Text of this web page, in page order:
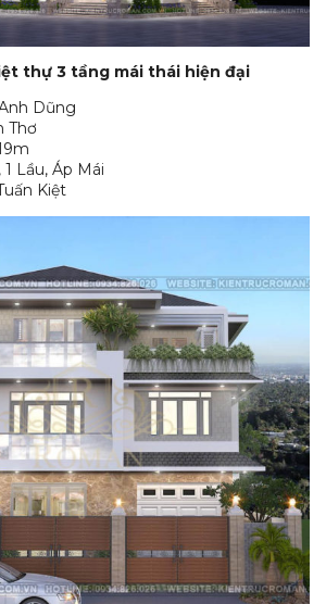
thự 3 tầng mái thái hiện đại
Dũng
Thơ
Lầu, Áp Mái
Kiệt